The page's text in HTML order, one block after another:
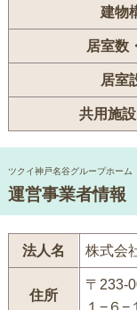
建物
居室数
居室
共用施
ツクイ神戸名谷グループホーム
運営事業者情報
法人名 株式会
住所
〒233-
１−６−